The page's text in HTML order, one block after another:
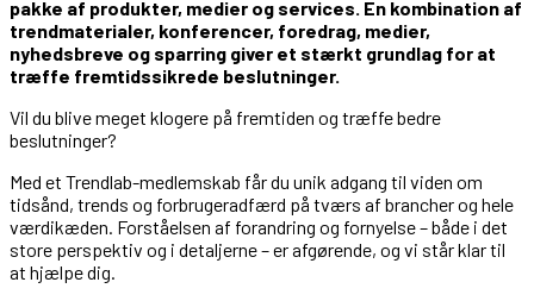
pakke af produkter, medier og services. En kombination af
trendmaterialer, konferencer, foredrag, medier,
nyhedsbreve og sparring giver et stærkt grundlag for at
træffe fremtidssikrede beslutninger.
Vil du blive meget klogere på fremtiden og træffe bedre
beslutninger?
Med et Trendlab-medlemskab får du unik adgang til viden om
tidsånd, trends og forbrugeradfærd på tværs af brancher og hele
værdikæden. Forståelsen af forandring og fornyelse – både i det
store perspektiv og i detaljerne – er afgørende, og vi står klar til
at hjælpe dig.